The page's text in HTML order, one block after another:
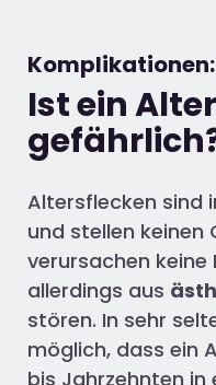
Komplikationen:
Ist ein
Altersflecken sind
und stellen keinen
verursachen keine
allerdings aus
stören. In sehr
möglich, dass ein
bis Jahrzehnten in